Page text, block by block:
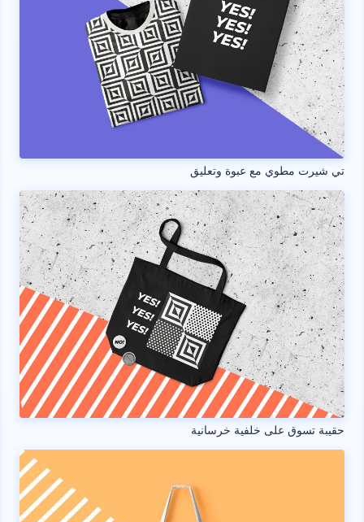
تي شيرت مطوي مع عبوة وتعليق
حقيبة تسوق على خلفية خرسانية